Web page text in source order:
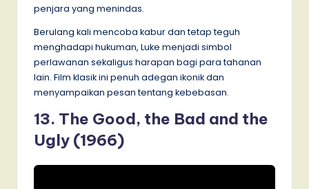
penjara yang menindas.
Berulang kali mencoba kabur dan tetap teguh
menghadapi hukuman, Luke menjadi simbol
perlawanan sekaligus harapan bagi para tahanan
lain. Film klasik ini penuh adegan ikonik dan
menyampaikan pesan tentang kebebasan.
13. The Good, the Bad and the
Ugly (1966)